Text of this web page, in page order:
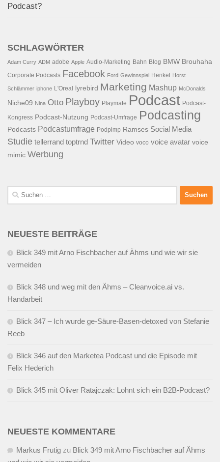
Podcast?
SCHLAGWÖRTER
Adam Curry ADM adobe Apple Audio-Marketing Bahn Blog BMW Brouhaha
Corporate Podcasts Facebook Ford Gewinnspiel Henkel Horst
Schlämmer iphone L'Oreal lyrebird Marketing Mashup McDonalds
Niche09 Nina Otto Playboy Playmate Podcast Podcast-
Kongress Podcast-Nutzung Podcast-Umfrage Podcasting
Podcasts Podcastumfrage Podpimp Ramses Social Media
Studie tellerrand toptrnd Twitter Video voco voice avatar voice
mimic Werbung
Suchen
nach:
NEUESTE BEITRÄGE
Blick 349 mit Arno Fischbacher auf Ähms und wie wir sie
vermeiden
Blick 348 und weg mit den Ähms – Cleanvoice.ai vs.
Handarbeit
Blick 347 – Ich wurde ge-Säure-Basen-detoxed von Stefanie
Reeb
Blick 346 auf den Marketea Podcast und die Episode mit
Felix Hederich
Blick 345 mit Oliver Ratajczak: Lohnt sich ein B2B-Podcast?
NEUESTE KOMMENTARE
Markus Frutig zu Blick 349 mit Arno Fischbacher auf Ähms